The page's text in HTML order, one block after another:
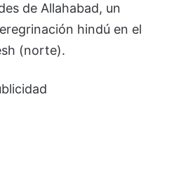
de Allahabad, un
hindú en el
(norte).